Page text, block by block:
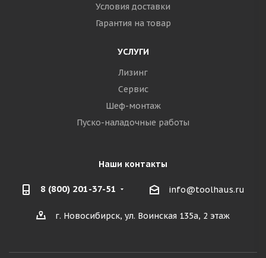
Условия доставки
Гарантия на товар
УСЛУГИ
Лизинг
Сервис
Шеф-монтаж
Пуско-наладочные работы
Наши контакты
8 (800) 201-37-51 info@toolhaus.ru
г. Новосибирск, ул. Воинская 135а, 2 этаж